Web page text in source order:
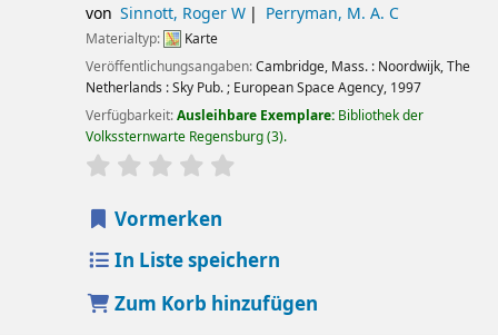
von Sinnott, Roger W Perryman, M. A. C
Materialtyp:
Karte
Veröffentlichungsangaben:Cambridge, Mass. : Noordwijk, The
Netherlands :Sky Pub. ; European Space Agency, 1997
Verfügbarkeit:Ausleihbare Exemplare: Bibliothek der
Volkssternwarte Regensburg(3).
Sternchenbewertung
Vormerken
In Liste speichern
Zum Korb hinzufügen